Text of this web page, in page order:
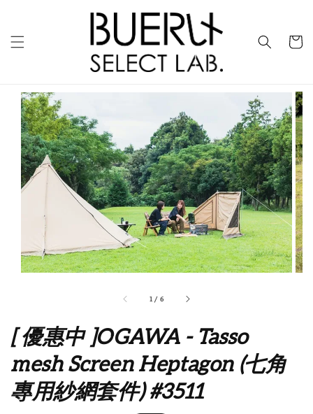
1 / 6
[ 優惠中 ]OGAWA - Tasso
mesh Screen Heptagon (七角
專用紗網套件) #3511